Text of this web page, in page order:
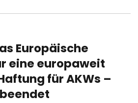
Europäische
eine europaweit
für AKWs –